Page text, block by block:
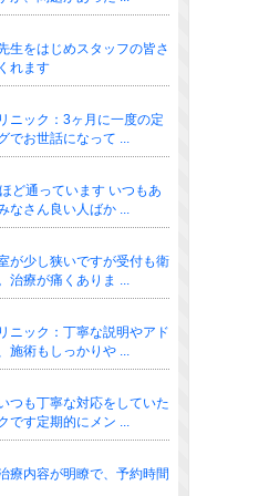
生をはじめスタッフの皆さ
れます
ニック：3ヶ月に一度の定
でお世話になって ...
ど通っています いつもあ
なさん良い人ばか ...
が少し狭いですが受付も衛
治療が痛くありま ...
ニック：丁寧な説明やアド
施術もしっかりや ...
つも丁寧な対応をしていた
です定期的にメン ...
療内容が明瞭で、予約時間